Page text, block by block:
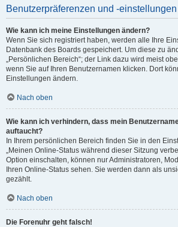
Benutzerpräferenzen und -einstellungen
Wie kann ich meine Einstellungen ändern?
Wenn Sie sich registriert haben, werden alle Ihre
Datenbank des Boards gespeichert. Um diese zu
„Persönlichen Bereich“; der Link dazu wird meist
wenn Sie auf Ihren Benutzernamen klicken. Dort
Einstellungen ändern.
Nach oben
Wie kann ich verhindern, dass mein
auftaucht?
In Ihrem persönlichen Bereich finden Sie in den
„Meinen Online-Status während dieser Sitzung
Option einschalten, können nur Administratoren,
Ihren Online-Status sehen. Sie werden dann als
gezählt.
Nach oben
Die Forenuhr geht falsch!